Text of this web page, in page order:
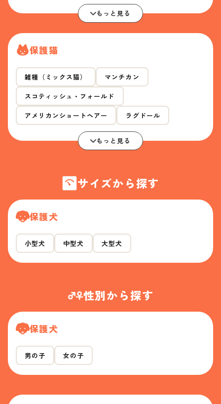
もっと見る
保護猫
雑種（ミックス猫） マンチカン
スコティッシュ・フォールド
アメリカンショートヘアー ラグドール
もっと見る
サイズから探す
保護犬
小型犬 中型犬 大型犬
性別から探す
保護犬
男の子 女の子